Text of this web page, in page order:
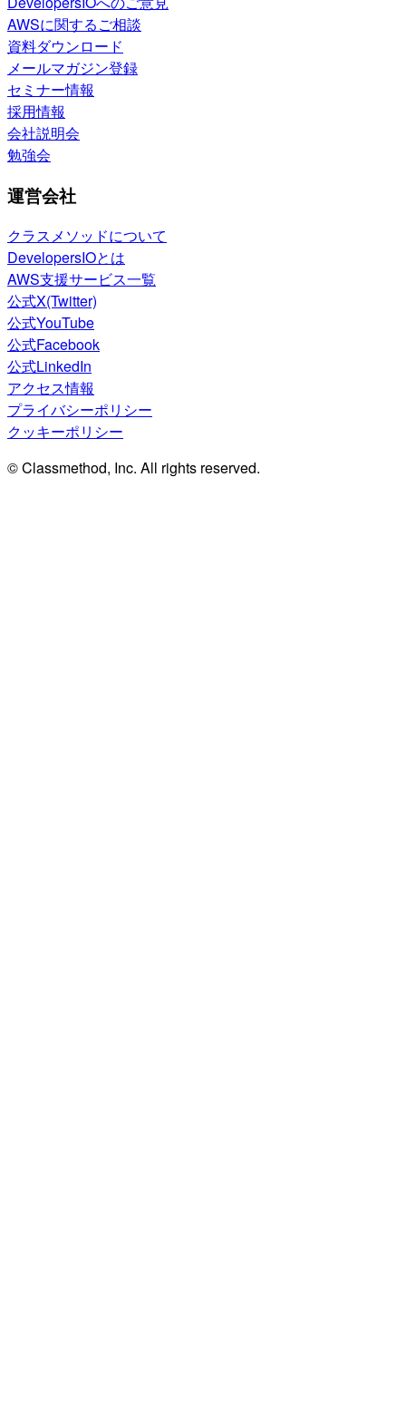
AWSに関するご相談
資料ダウンロード
メールマガジン登録
セミナー情報
採用情報
会社説明会
勉強会
運営会社
クラスメソッドについて
DevelopersIOとは
AWS支援サービス一覧
公式X(Twitter)
公式YouTube
公式Facebook
公式LinkedIn
アクセス情報
プライバシーポリシー
クッキーポリシー
© Classmethod, Inc. All rights reserved.